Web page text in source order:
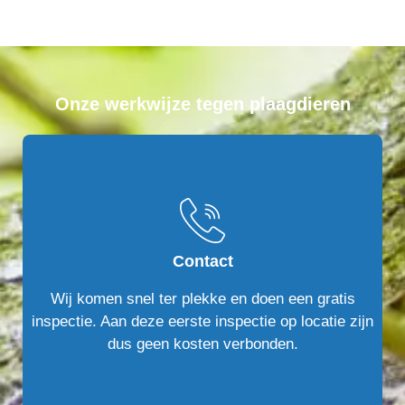
Onze werkwijze tegen plaagdieren
Contact
Wij komen snel ter plekke en doen een gratis
inspectie. Aan deze eerste inspectie op locatie zijn
dus geen kosten verbonden.